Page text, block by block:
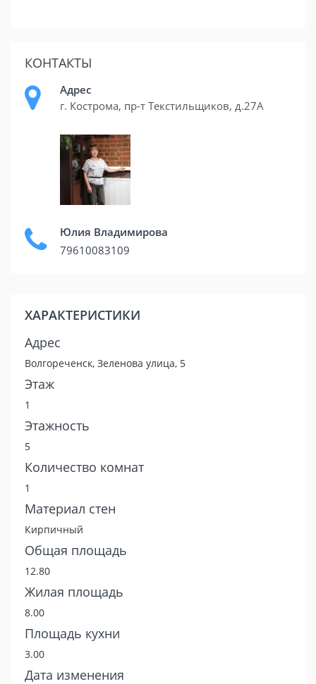
КОНТАКТЫ
Адрес
г. Кострома, пр-т Текстильщиков, д.27А
Юлия Владимирова
79610083109
ХАРАКТЕРИСТИКИ
Адрес
Волгореченск, Зеленова улица, 5
Этаж
1
Этажность
5
Количество комнат
1
Материал стен
Кирпичный
Общая площадь
12.80
Жилая площадь
8.00
Площадь кухни
3.00
Дата изменения